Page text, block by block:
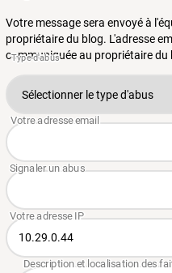
Votre message sera envoyé à
propriétaire du blog. L'adresse
communiquée au propriétaire du